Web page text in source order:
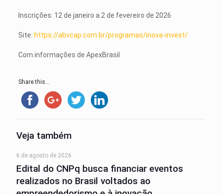
Inscrições: 12 de janeiro a 2 de fevereiro de 2026
Site: https://abvcap.com.br/programas/inova-invest/
Com informações de ApexBrasil
Share this...
Veja também
6 de agosto de 2026
Edital do CNPq busca financiar eventos
realizados no Brasil voltados ao